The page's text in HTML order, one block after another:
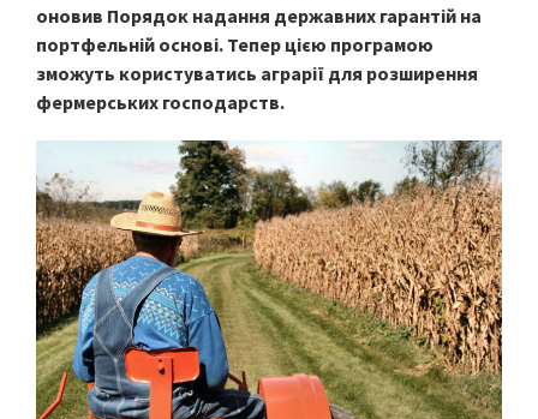
оновив Порядок надання державних гарантій на
портфельній основі. Тепер цією програмою
зможуть користуватись аграрії для розширення
фермерських господарств.